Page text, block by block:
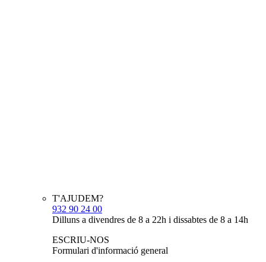
T'AJUDEM?
932 90 24 00
Dilluns a divendres de 8 a 22h i dissabtes de 8 a 14h
ESCRIU-NOS
Formulari d'informació general